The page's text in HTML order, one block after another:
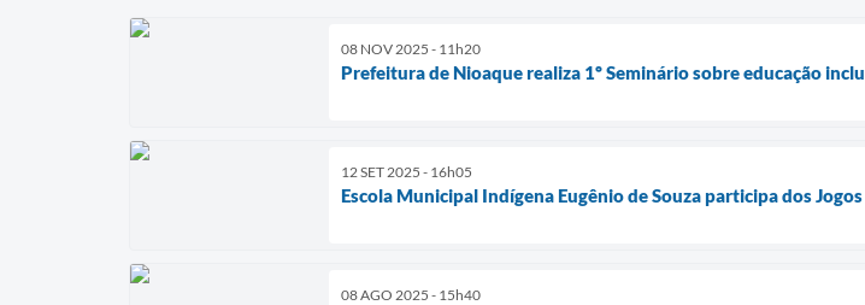
08 NOV 2025 - 11h20
Prefeitura de Nioaque realiza 1º Seminário sobre educação
12 SET 2025 - 16h05
Escola Municipal Indígena Eugênio de Souza participa dos
08 AGO 2025 - 15h40